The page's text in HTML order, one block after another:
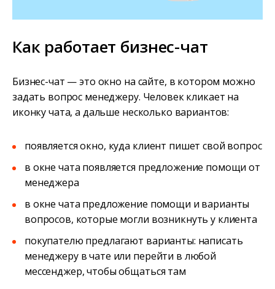
Как работает бизнес-чат
Бизнес-чат — это окно на сайте, в котором можно
задать вопрос менеджеру. Человек кликает на
иконку чата, а дальше несколько вариантов:
появляется окно, куда клиент пишет свой вопрос
в окне чата появляется предложение помощи от
менеджера
в окне чата предложение помощи и варианты
вопросов, которые могли возникнуть у клиента
покупателю предлагают варианты: написать
менеджеру в чате или перейти в любой
мессенджер, чтобы общаться там